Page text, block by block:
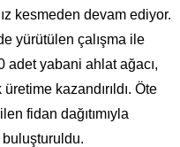
kesmeden devam ediyor.
yürütülen çalışma ile
yabani ahlat ağacı,
kazandırıldı. Öte
fidan dağıtımıyla